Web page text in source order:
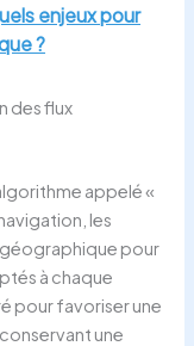
enjeux pour
?
des flux
appelé «
les
pour
à chaque
pour favoriser une
une